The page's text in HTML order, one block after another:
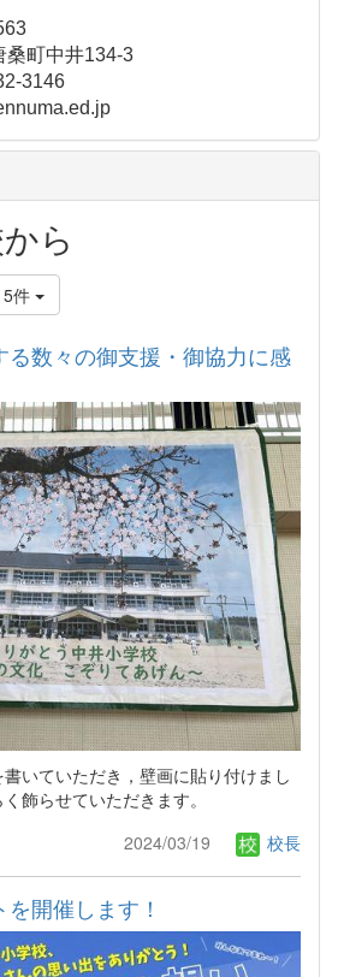
桑町中井134-3
3146
ら
5件
る数々の御支援・御協力に感
いていただき，壁画に貼り付けまし
飾らせていただきます。
2024/03/19 校長
開催します！